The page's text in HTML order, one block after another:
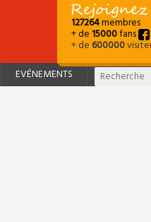
127264membres
+ de15000fans
+ de600000
EVÉNEMENTS